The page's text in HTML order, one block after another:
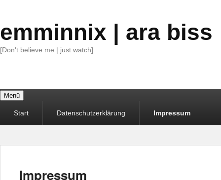
emminnix | ara biss
[Don't believe me | just watch]
Menü
MenüStart Datenschutzerklärung Impressum
Impressum